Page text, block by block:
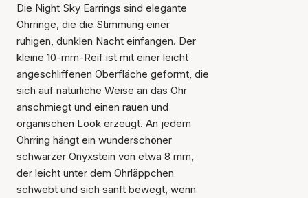
Die Night Sky Earrings sind elegante
Ohrringe, die die Stimmung einer
ruhigen, dunklen Nacht einfangen. Der
kleine 10-mm-Reif ist mit einer leicht
angeschliffenen Oberfläche geformt, die
sich auf natürliche Weise an das Ohr
anschmiegt und einen rauen und
organischen Look erzeugt. An jedem
Ohrring hängt ein wunderschöner
schwarzer Onyxstein von etwa 8 mm,
der leicht unter dem Ohrläppchen
schwebt und sich sanft bewegt, wenn